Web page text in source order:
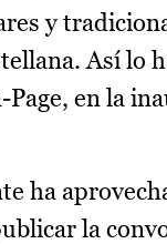
y
Así lo
en la
ha
la